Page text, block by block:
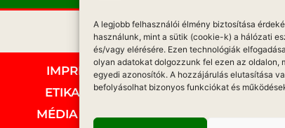
A legjobb felhasználói élmény biztosítása
használunk, mint a sütik (cookie-k) a hálózati
és/vagy elérésére. Ezen technológiák
olyan adatokat dolgozzunk fel ezen az oldalon,
egyedi azonosítók. A hozzájárulás elutasítása
befolyásolhat bizonyos funkciókat és
IMPRESSZUM
ETIKAI KÓDEX
MÉDIA AJÁNLAT